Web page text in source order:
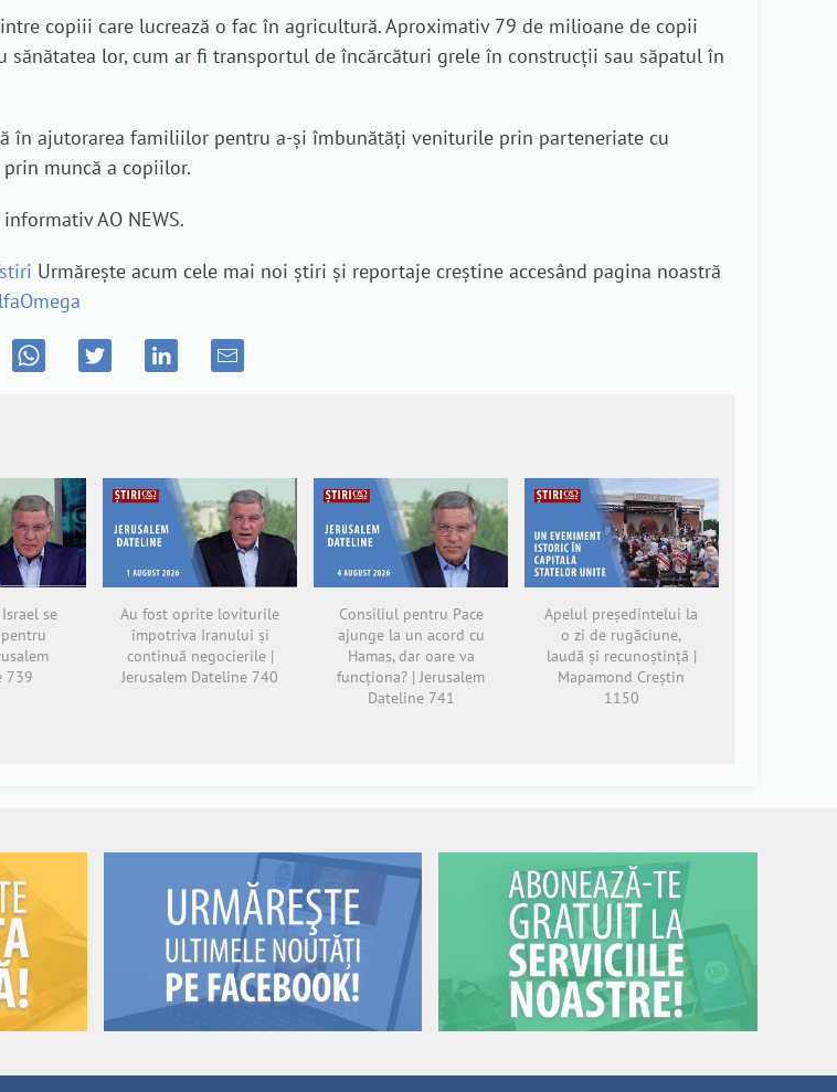
copiii care lucrează o fac în agricultură. Aproximativ 79 de milioane de copii
lor, cum ar fi transportul de încărcături grele în construcții sau săpatul în
în ajutorarea familiilor pentru a-și îmbunătăți veniturile prin parteneriate cu
muncă a copiilor.
AO NEWS.
Urmărește acum cele mai noi știri și reportaje creștine accesând pagina noastră
se
739
Au fost oprite loviturile
împotriva Iranului și
continuă negocierile |
Jerusalem Dateline 740
Consiliul pentru Pace
ajunge la un acord cu
Hamas, dar oare va
funcționa? | Jerusalem
Dateline 741
Apelul președintelui la
o zi de rugăciune,
laudă și recunoștință |
Mapamond Creștin
1150